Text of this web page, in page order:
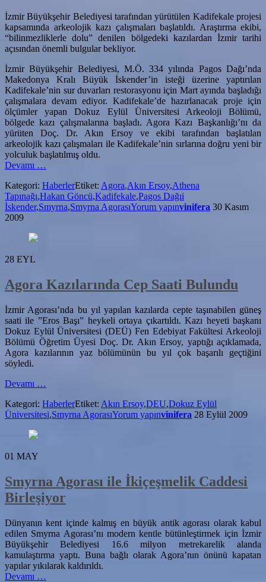
İzmir Büyükşehir Belediyesi tarafından yürütülen Kadifekale projesi
kapsamında arkeolojik kazı çalışmaları başlatıldı. Araştırma ekibi,
“bilinmezliklerle dolu” denilen bölgedeki kazılardan İzmir tarihi
açısından önemli bulgular bekliyor.
İzmir Büyükşehir Belediyesi, M.Ö. 334 yılında Pagos Dağı’nda
Makedonya Kralı Büyük İskender’in isteği üzerine yaptırılan
Kadifekale’nin sur duvarları restorasyonu için Mart ayında başladığı
çalışmalara devam ediyor. Kadifekale’de hazırlanacak proje için
ölçümler yapan Dokuz Eylül Üniversitesi Arkeoloji Bölümü,
bölgede kazı çalışmalarına başladı. Agora Kazı Başkanlığı’nı da
yürüten Doç. Dr. Akın Ersoy ve ekibi tarafından başlatılan
arkeolojik kazı çalışmaları ile Kadifekale’nin sırlarına doğru yeni bir
yolculuk başlatılmış oldu.
Devamı
Başladı
…
Kategori: HaberlerEtiket: Agora,Akın Ersoy,Athena
Tapınağı,Hakan Göncü,Kadifekale,Pagos Dağıi
İskender,Smyrna,Smyrna AgorasıYorum yapınvinifera 30 Kasım
2009
28 EYL
Agora Kazılarında Cep Saati Bulundu
İzmir Agorası’nda bu yıl yapılan kazılarda cepte taşınabilen güneş
saati ile ”Eros Başı” heykeli ortaya çıkartıldı. Kazı heyeti başkanı
Dokuz Eylül Üniversitesi (DEÜ) Fen Edebiyat Fakültesi Arkeoloji
Bölümü Öğretim Üyesi Doç. Dr. Akın Ersoy, yaptığı açıklamada,
Agora kazılarının yaz bölümünün bu yıl çok başarılı geçtiğini
söyledi.
Devamı
Cep
Saati
…
Kategori: HaberlerEtiket: Akın Ersoy,DEU,Dokuz Eylül
Üniversitesi,Smyrna AgorasıYorum yapınvinifera 28 Eylül 2009
01 MAY
Smyrna Agorası ile İkiçeşmelik Caddesi
Birleşiyor
Dünyanın kent içinde kalmış en büyük antik agorası olarak kabul
edilen Smyrna Agorası’nı modern kentle bütünleştirmek için İzmir
Büyükşehir Belediyesi 16.6 milyon metrekarelik alanda
kamulaştırma yaptı. Buna bağlı olarak Agora’nın önünü kapatan
yapılar yıkılarak kaldırıldı.
Devamı …